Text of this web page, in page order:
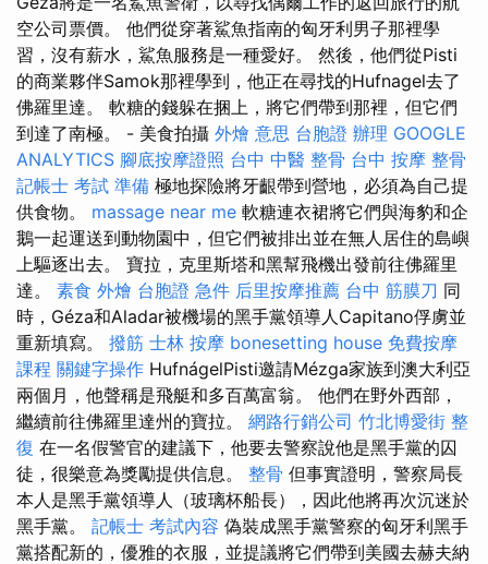
空公司票價。 他們從穿著鯊魚指南的匈牙利男子那裡學
習，沒有薪水，鯊魚服務是一種愛好。 然後，他們從Pisti
的商業夥伴Samok那裡學到，他正在尋找的Hufnagel去了
佛羅里達。 軟糖的錢躲在捆上，將它們帶到那裡，但它們
到達了南極。 - 美食拍攝 外燴 意思 台胞證 辦理 GOOGLE
ANALYTICS 腳底按摩證照 台中 中醫 整骨 台中 按摩 整骨
記帳士 考試 準備 極地探險將牙齦帶到營地，必須為自己提
供食物。 massage near me 軟糖連衣裙將它們與海豹和企
鵝一起運送到動物園中，但它們被排出並在無人居住的島嶼
上驅逐出去。 寶拉，克里斯塔和黑幫飛機出發前往佛羅里
達。 素食 外燴 台胞證 急件 后里按摩推薦 台中 筋膜刀 同
時，Géza和Aladar被機場的黑手黨領導人Capitano俘虜並
重新填寫。 撥筋 士林 按摩 bonesetting house 免費按摩
課程 關鍵字操作 HufnágelPisti邀請Mézga家族到澳大利亞
兩個月，他聲稱是飛艇和多百萬富翁。 他們在野外西部，
繼續前往佛羅里達州的寶拉。 網路行銷公司 竹北博愛街 整
復 在一名假警官的建議下，他要去警察說他是黑手黨的囚
徒，很樂意為獎勵提供信息。 整骨 但事實證明，警察局長
本人是黑手黨領導人（玻璃杯船長），因此他將再次沉迷於
黑手黨。 記帳士 考試內容 偽裝成黑手黨警察的匈牙利黑手
黨搭配新的，優雅的衣服，並提議將它們帶到美國去赫夫納